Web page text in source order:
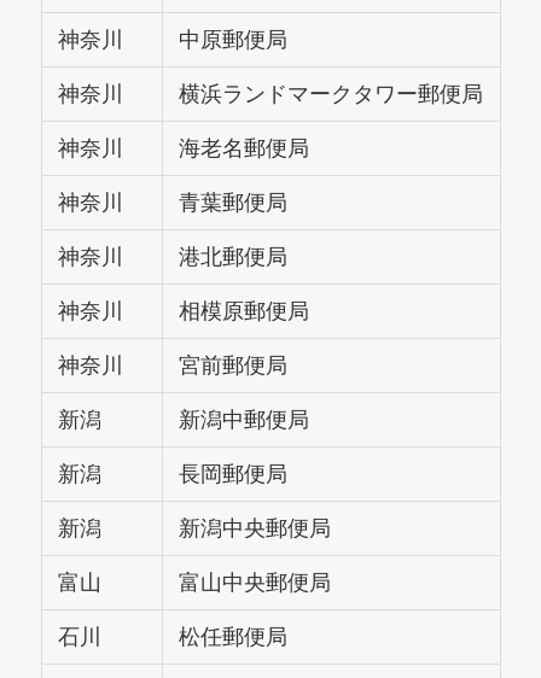
神奈川 中原郵便局
神奈川 横浜ランドマークタワー郵便局
神奈川 海老名郵便局
神奈川 青葉郵便局
神奈川 港北郵便局
神奈川 相模原郵便局
神奈川 宮前郵便局
新潟 新潟中郵便局
新潟 長岡郵便局
新潟 新潟中央郵便局
富山 富山中央郵便局
石川 松任郵便局